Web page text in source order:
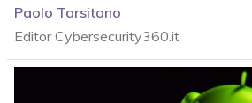
Paolo Tarsitano
Editor Cybersecurity360.it